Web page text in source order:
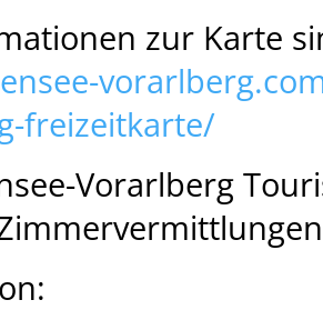
zur Karte
freizeitkarte/
Vorarlberg